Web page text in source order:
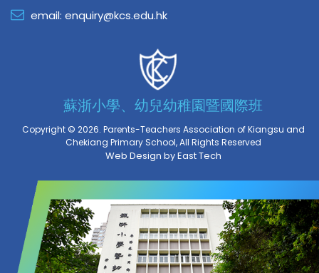
email: enquiry@kcs.edu.hk
蘇浙小學、幼兒幼稚園暨國際班
Copyright © 2026. Parents-Teachers Association of Kiangsu and
Chekiang Primary School, All Rights Reserved
Web Design byEast Tech